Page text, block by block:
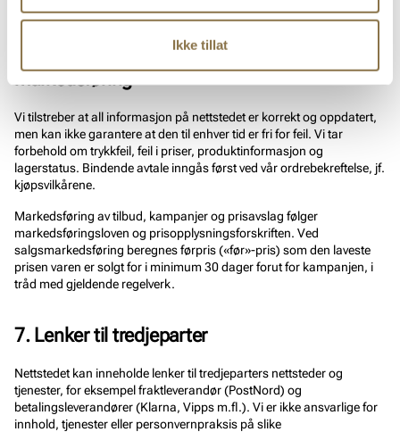
Ikke tillat
6. Priser, produktinformasjon og
markedsføring
Vi tilstreber at all informasjon på nettstedet er korrekt og oppdatert,
men kan ikke garantere at den til enhver tid er fri for feil. Vi tar
forbehold om trykkfeil, feil i priser, produktinformasjon og
lagerstatus. Bindende avtale inngås først ved vår ordrebekreftelse, jf.
kjøpsvilkårene.
Markedsføring av tilbud, kampanjer og prisavslag følger
markedsføringsloven og prisopplysningsforskriften. Ved
salgsmarkedsføring beregnes førpris («før»-pris) som den laveste
prisen varen er solgt for i minimum 30 dager forut for kampanjen, i
tråd med gjeldende regelverk.
7. Lenker til tredjeparter
Nettstedet kan inneholde lenker til tredjeparters nettsteder og
tjenester, for eksempel fraktleverandør (PostNord) og
betalingsleverandører (Klarna, Vipps m.fl.). Vi er ikke ansvarlige for
innhold, tjenester eller personvernpraksis på slike